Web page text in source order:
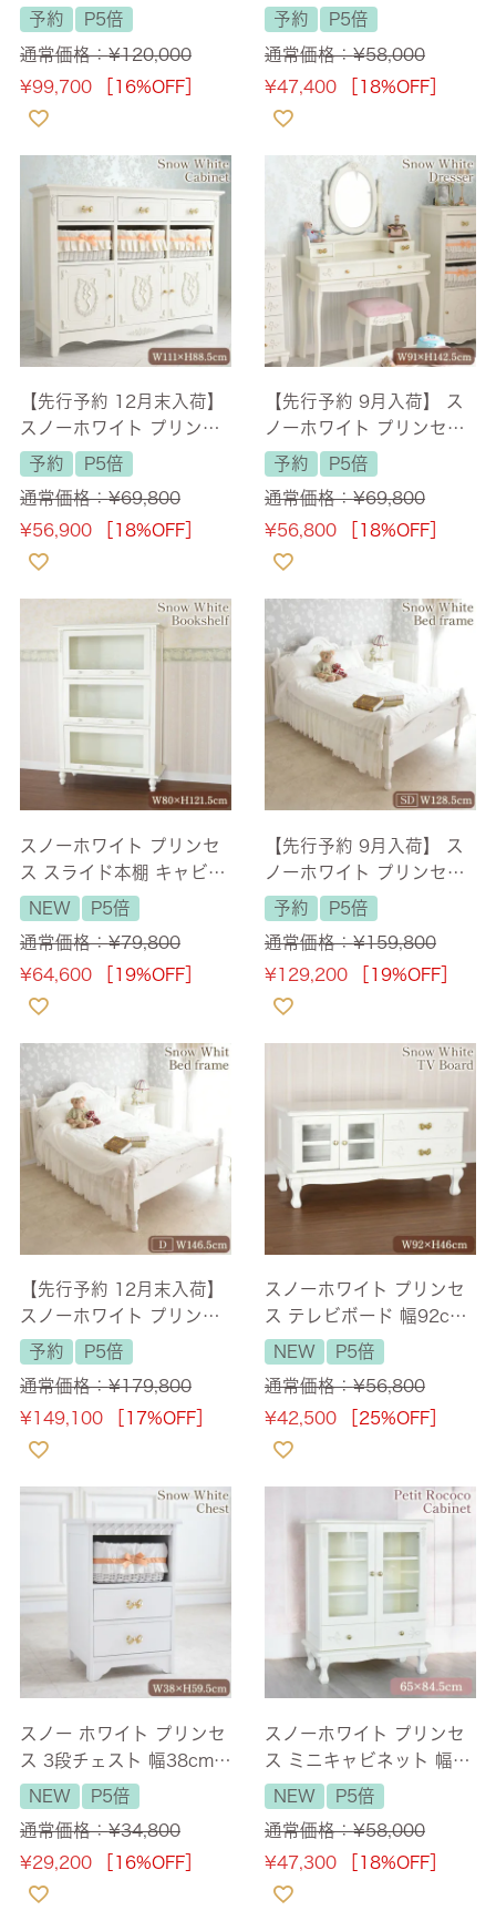
シングルベッド ホワイト
幅103.5cm 【送料無料/設
置サービス付】
予約
P5倍
通常価格：¥120,000
¥99,700 ［16%OFF］
ス カウンターキャビネッ
ト 幅78cm 【送料無料/設
置サービス付】
予約
P5倍
通常価格：¥58,000
¥47,400 ［18%OFF］
【先行予約 12月末入荷】
スノーホワイト プリンセ
ス カウンターキャビネッ
ト 幅111cm 【送料無料/
設置サービス付】
予約
P5倍
通常価格：¥69,800
¥56,900 ［18%OFF］
【先行予約 9月入荷】 ス
ノーホワイト プリンセス
ドレッサーセット スツー
ル付 【送料無料】
予約
P5倍
通常価格：¥69,800
¥56,800 ［18%OFF］
スノーホワイト プリンセ
ス スライド本棚 キャビネ
ット 3段 【送料無料/設置
サービス付】
NEW
P5倍
通常価格：¥79,800
¥64,600 ［19%OFF］
【先行予約 9月入荷】 ス
ノーホワイト プリンセス
セミダブルベッド ホワイ
ト 幅128.5cm 【送料無
料/設置サービス付】
予約
P5倍
通常価格：¥159,800
¥129,200 ［19%OFF］
【先行予約 12月末入荷】
スノーホワイト プリンセ
ス ダブルベッド ホワイト
幅146.5cm 【送料無料/設
置サービス付】
予約
P5倍
通常価格：¥179,800
¥149,100 ［17%OFF］
スノーホワイト プリンセ
ス テレビボード 幅92cm
【送料無料】 [Y]
NEW
P5倍
通常価格：¥56,800
¥42,500 ［25%OFF］
スノー ホワイト プリンセ
ス 3段チェスト 幅38cm
【送料無料】 [Y]
NEW
P5倍
通常価格：¥34,800
¥29,200 ［16%OFF］
スノーホワイト プリンセ
ス ミニキャビネット 幅65
cm 【送料無料】 [Y]
NEW
P5倍
通常価格：¥58,000
¥47,300 ［18%OFF］